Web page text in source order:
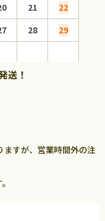
21
22
28
29
送！
ますが、営業時間外の注